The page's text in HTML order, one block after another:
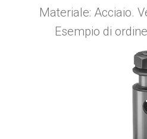
Materiale: Acciaio.
Esempio di